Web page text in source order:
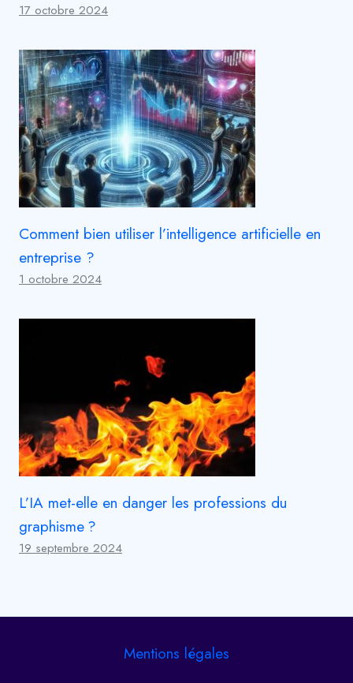
17 octobre 2024
Comment bien utiliser l’intelligence artificielle en
entreprise ?
1 octobre 2024
L’IA met-elle en danger les professions du
graphisme ?
19 septembre 2024
Mentions légales